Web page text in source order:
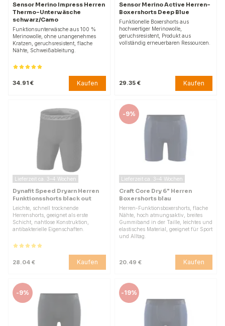
Sensor Merino Impress Herren
Thermo-Unterwäsche
schwarz/Camo
Funktionsunterwäsche aus 100 %
Merinowolle, ohne unangenehmes
Kratzen, geruchsresistent, flache
Nähte, Schweißableitung.
34.91 € Kaufen
Sensor Merino Active Herren-
Boxershorts Deep Blue
Funktionelle Boxershorts aus
hochwertiger Merinowolle,
geruchsresistent, Produkt aus
vollständig erneuerbaren Ressourcen.
29.35 € Kaufen
Lieferzeit ca. 3–4 Wochen
Dynafit Speed Dryarn Herren
Funktionsshorts black out
Leichte, schnell trocknende
Herrenshorts, geeignet als erste
Schicht, nahtlose Konstruktion,
antibakterielle Eigenschaften.
28.04 € Kaufen
-9%
Lieferzeit ca. 3–4 Wochen
Craft Core Dry 6" Herren
Boxershorts blau
Herren-Funktionsboxershorts, flache
Nähte, hoch atmungsaktiv, breites
Gummiband in der Taille, leichtes und
elastisches Material, geeignet für Sport
und Alltag.
20.49 € Kaufen
-9% -19%